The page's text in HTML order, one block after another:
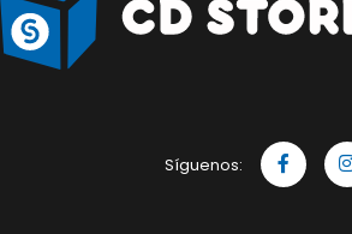
Síguenos: